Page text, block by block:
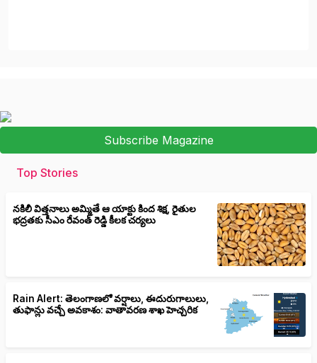
Subscribe Magazine
Top Stories
నకిలీ విత్తనాలు అమ్మితే ఆ యాక్టు కింద శిక్ష, రైతుల
భద్రతకు సీఎం రేవంత్ రెడ్డి కీలక చర్యలు
Rain Alert: తెలంగాణలో వర్షాలు, ఈదురుగాలులు,
తుఫాన్లు వచ్చే అవకాశం: వాతావరణ శాఖ హెచ్చరిక